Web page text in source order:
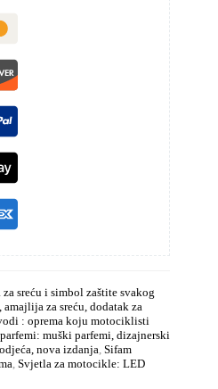
sreću i simbol zaštite svakog
za sreću, dodatak za
: oprema koju motociklisti
muški parfemi, dizajnerski
nova izdanja, Sifam
, Svjetla za motocikle: LED